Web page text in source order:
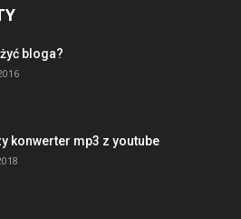
bloga?
konwerter mp3 z youtube